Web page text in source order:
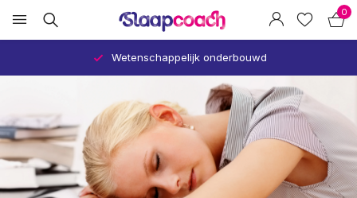
0
Wetenschappelijk onderbouwd